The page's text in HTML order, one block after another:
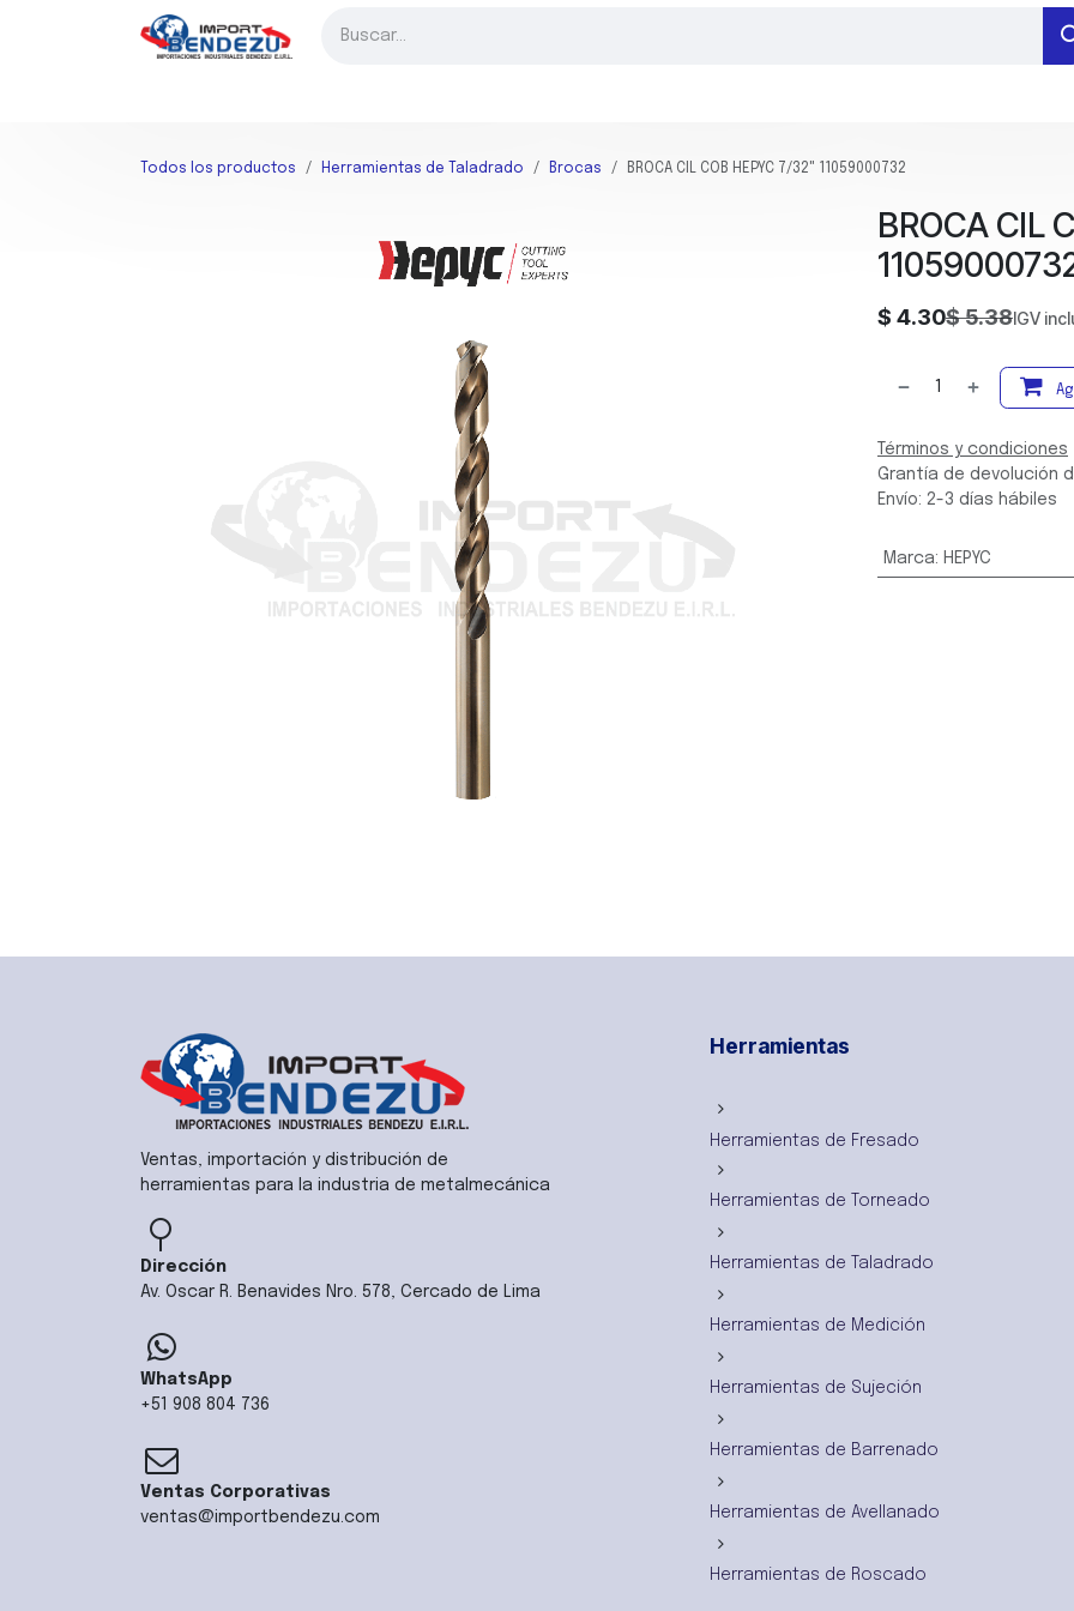
Todos los productos Herramientas de Taladrado Brocas BROCA CIL COB HEPYC 7/32" 11059000732
BROCA CIL
$ 4.30$5.38IGV
Términos y condiciones
Grantía de devolución
Envío: 2-3 días hábiles
Marca: HEPYC
Ventas, importación y distribución de
herramientas para la industria de metalmecánica
Dirección
Av. Oscar R. Benavides Nro. 578, Cercado de Lima
WhatsApp
+51 908 804 736
Ventas Corporativas
ventas@importbendezu.com
Herramientas
Herramientas de Fresado
Herramientas de Torneado
Herramientas de Taladrado
Herramientas de Medición
Herramientas de Sujeción
Herramientas de Barrenado
Herramientas de Avellanado
Herramientas de Roscado